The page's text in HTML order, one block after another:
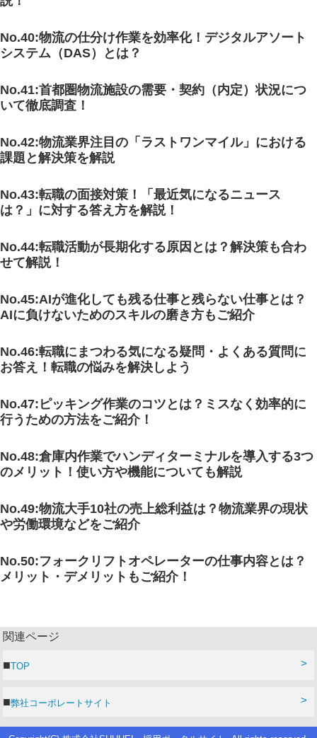
No.40:物流の仕分け作業を効率化！デジタルアソート
システム（DAS）とは？
No.41:首都圏物流施設の需要・契約（内定）状況につ
いて徹底調査！
No.42:物流業界注目の「ラストワンマイル」における
課題と解決策を解説
No.43:転職の面接対策！「最近気になるニュース
は？」に対する答え方を解説！
No.44:転職活動が長期化する原因とは？解決策も合わ
せて解説！
No.45:AIが進化しても残る仕事と残らない仕事とは？
AIに負けないためのスキルの磨き方もご紹介
No.46:転職にまつわる気になる疑問・よくある質問に
お答え！転職の悩みを解決しよう
No.47:ピッキング作業のコツとは？ミスなく効率的に
行うための方法をご紹介！
No.48:倉庫内作業でハンディターミナルを導入する3つ
のメリット！使い方や機能についても解説
No.49:物流大手10社の売上総利益は？物流業界の現状
や労働環境などをご紹介
No.50:フォークリフトオペレーターの仕事内容とは？
メリット・デメリットもご紹介！
関連ページ
TOP
弊社コーポレートサイト